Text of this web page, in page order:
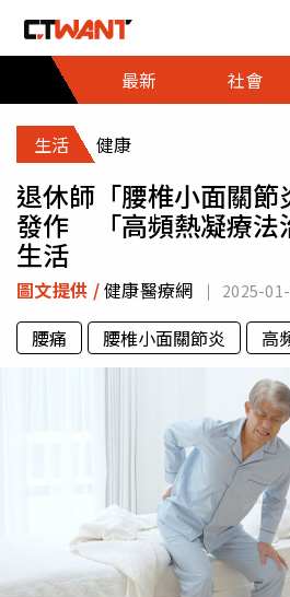
最新
社會
生活 健康
退休師「腰椎小面關節
發作 「高頻熱凝療法
生活
圖文提供 /健康醫療網 2025-
腰痛 腰椎小面關節炎 高